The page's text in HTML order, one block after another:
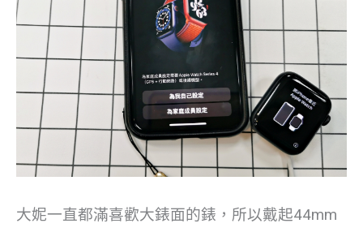
大妮一直都滿喜歡大錶面的錶，所以戴起44mm